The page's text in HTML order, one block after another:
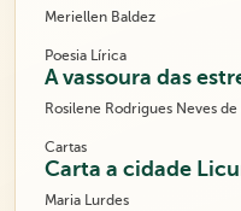
Meriellen Baldez
Poesia Lírica
A vassoura das
Rosilene Rodrigues Neves de
Cartas
Carta a cidade
Maria Lurdes